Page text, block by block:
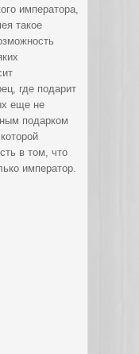
императора,
такое
где подарит
еще не
подарком
в том, что
император.